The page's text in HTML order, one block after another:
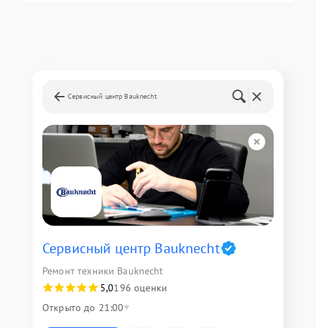
Сервисный центр Bauknecht
Сервисный центр Bauknecht
Ремонт техники Bauknecht
5,0196 оценки
Открыто до 21:00